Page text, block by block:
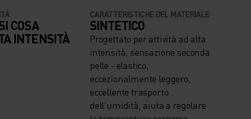
COSA
INTENSITÀ
CARATTERISTICHE DEL MATERIALE
SINTETICO
Progettato per attività ad alta
intensità, sensazione seconda
pelle - elastico,
eccezionalmente leggero,
eccellente trasporto
dell'umidità, aiuta a regolare